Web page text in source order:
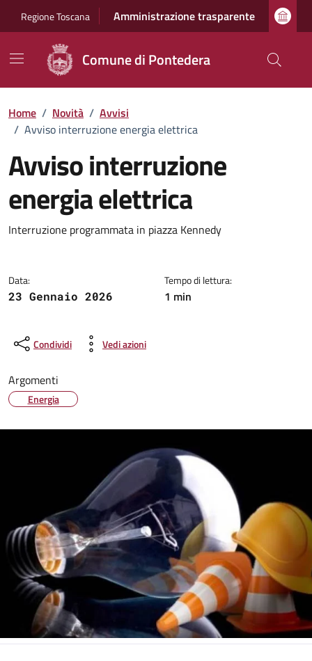
Regione Toscana Amministrazione trasparente
Comune di Pontedera
Home / Novità / Avvisi
/ Avviso interruzione energia elettrica
Avviso interruzione
energia elettrica
Dettagli della notizia
Interruzione programmata in piazza Kennedy
Data:
23 Gennaio 2026
Tempo di lettura:
1 min
Condividi Vedi azioni
Argomenti
Energia